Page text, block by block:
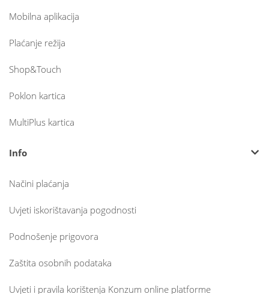
Mobilna aplikacija
Plaćanje režija
Shop&Touch
Poklon kartica
MultiPlus kartica
Info
Načini plaćanja
Uvjeti iskorištavanja pogodnosti
Podnošenje prigovora
Zaštita osobnih podataka
Uvjeti i pravila korištenja Konzum online platforme